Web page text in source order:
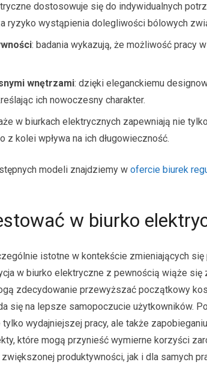
dostosowuje się do indywidualnych
ryzyko wystąpienia dolegliwości bólowych
: badania wykazują, że możliwość pracy
wnętrzami: dzięki eleganckiemu
ich nowoczesny charakter.
w biurkach elektrycznych zapewniają nie
z kolei wpływa na ich długowieczność.
modeli znajdziemy w ofercie biurek
w biurko
istotne w kontekście zmieniających
w biurko elektryczne z pewnością wiąże
zdecydowanie przewyższać początkowy
się na lepsze samopoczucie użytkowników.
wydajniejszej pracy, ale także
które mogą przynieść wymierne korzyści
produktywności, jak i dla samych